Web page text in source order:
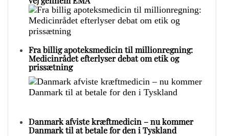
Fra billig apoteksmedicin til millionregning:
Medicinrådet efterlyser debat om etik og
prissætning
Danmark afviste kræftmedicin – nu kommer
Danmark til at betale for den i Tyskland